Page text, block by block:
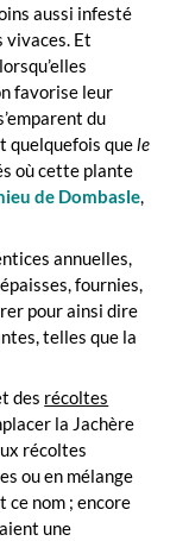
aussi infesté
vivaces. Et
favorise leur
du
quelquefois quele
où cette plante
de Dombasle,
annuelles,
fournies,
pour ainsi dire
telles que la
des récoltes
la Jachère
récoltes
ou en mélange
ce nom ; encore
une